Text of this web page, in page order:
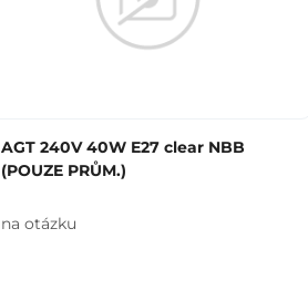
AGT 240V 40W E27 clear NBB
(POUZE PRŮM.)
na otázku